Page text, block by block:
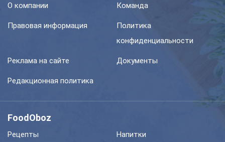
О компании Команда
Правовая информация
Политика
конфиденциальности
Реклама на сайте Документы
Редакционная политика
FoodOboz
Рецепты
Напитки